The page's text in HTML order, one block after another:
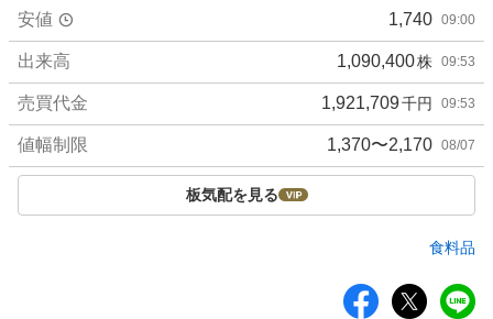
安値 1,740 09:00
出来高 1,090,400株 09:53
売買代金 1,921,709千円 09:53
値幅制限 1,370〜2,170 08/07
板気配を見る
食料品